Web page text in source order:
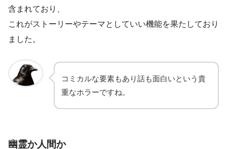
含まれており、
これがストーリーやテーマとしていい機能を果たしており
ました。
コミカルな要素もあり話も面白いという貴
重なホラーですね。
幽霊か人間か